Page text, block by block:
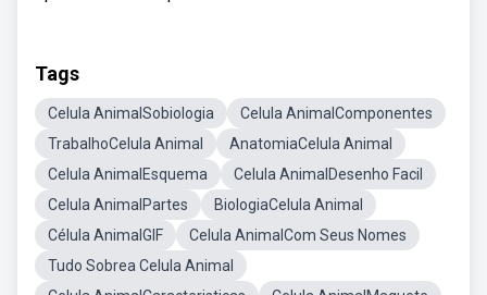
Tags
Celula AnimalSobiologia
Celula AnimalComponentes
TrabalhoCelula Animal
AnatomiaCelula Animal
Celula AnimalEsquema
Celula AnimalDesenho Facil
Celula AnimalPartes
BiologiaCelula Animal
Célula AnimalGIF
Celula AnimalCom Seus Nomes
Tudo Sobrea Celula Animal